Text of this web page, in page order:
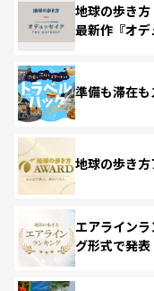
地球の歩き
最新作『オデ
準備も滞在
地球の歩き
エアライン
グ形式で発表